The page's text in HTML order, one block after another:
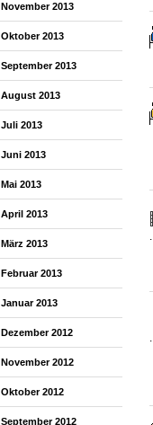
November 2013
Oktober 2013
September 2013
August 2013
Juli 2013
Juni 2013
Mai 2013
April 2013
März 2013
Februar 2013
Januar 2013
Dezember 2012
November 2012
Oktober 2012
September 2012
.
.